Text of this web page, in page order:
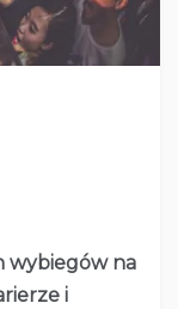
wybiegów na
i